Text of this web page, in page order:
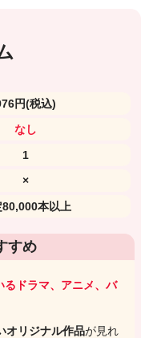
円(税込)
なし
1
×
80,000本以上
すめ
るドラマ、アニメ、バ
オリジナル作品が見れ